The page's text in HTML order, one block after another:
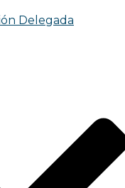
Delegada